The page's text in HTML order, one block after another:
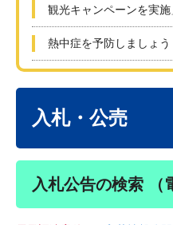
観光キャンペーンを実施
熱中症を予防しましょう
入札・公売
入札公告の検索 （